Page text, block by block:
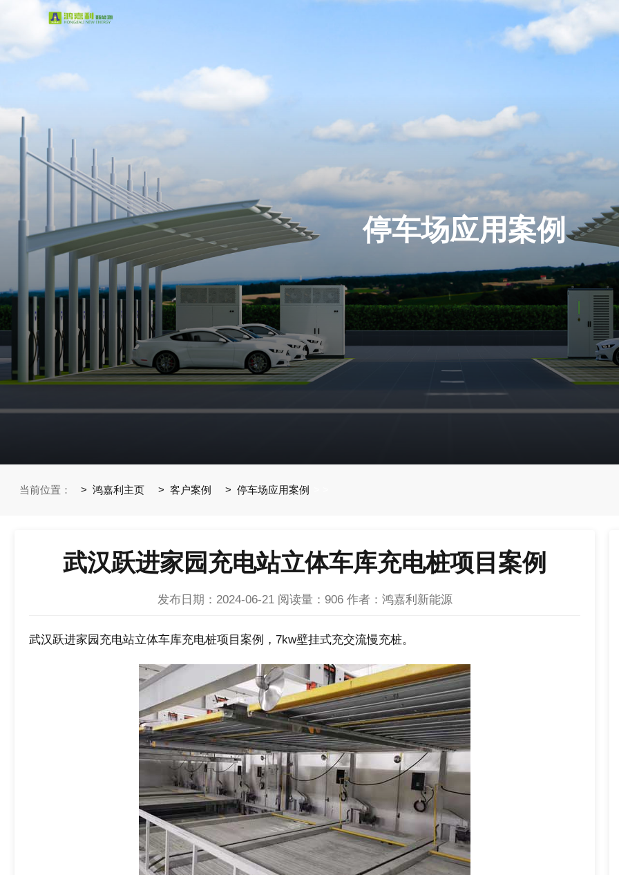
停车场应用案例
当前位置： 鸿嘉利主页 客户案例 停车场应用案例
武汉跃进家园充电站立体车库充电桩项目案例
发布日期：2024-06-21 阅读量： 906 作者：鸿嘉利新能源
武汉跃进家园充电站立体车库充电桩项目案例，7kw壁挂式充交流慢充桩。